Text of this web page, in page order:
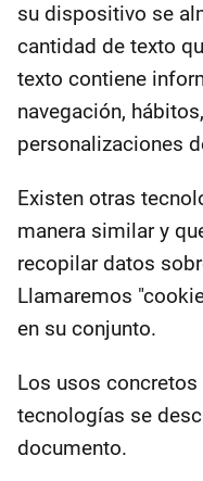
su dispositivo se
cantidad de texto
texto contiene
navegación,
personalizaciones
Existen otras
manera similar y
recopilar datos
Llamaremos
en su conjunto.
Los usos
tecnologías se
documento.